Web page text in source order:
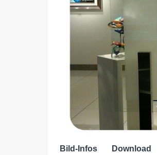
Bild-Infos Download